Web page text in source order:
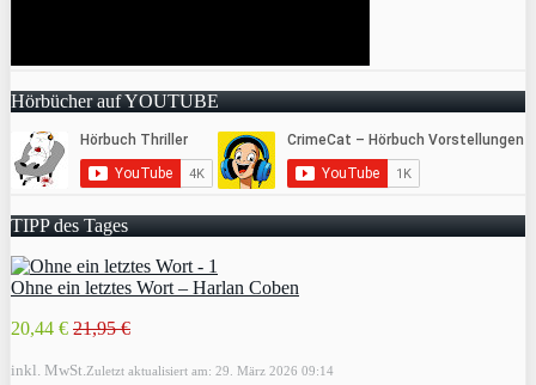
Hörbücher auf YOUTUBE
TIPP des Tages
Ohne ein letztes Wort – Harlan Coben
20,44 € 21,95 €
inkl. MwSt. Zuletzt aktualisiert am: 29. März 2026 09:14